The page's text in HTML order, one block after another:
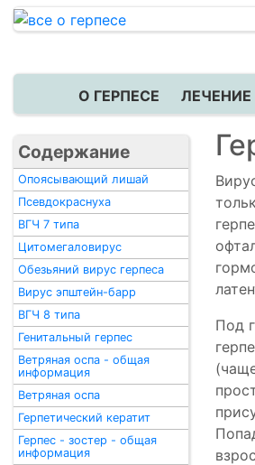
О ГЕРПЕСЕ ЛЕЧЕНИЕ
Под
Содержание
Опоясывающий лишай
Псевдокраснуха
ВГЧ 7 типа
Цитомегаловирус
Обезьяний вирус герпеса
Вирус эпштейн-барр
ВГЧ 8 типа
Генитальный герпес
Ветряная оспа - общая
информация
Ветряная оспа
Герпетический кератит
Герпес - зостер - общая
информация